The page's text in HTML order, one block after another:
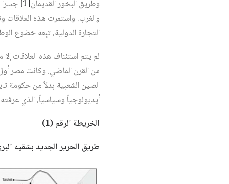
وطريق البخور القديمان‏[1]
جسراً
والغرب. واستمرت هذه
التجارة الدولية، تبِعه خضوع
أيديولوجياً وسياسياً، الذي
الخريطة الرقم (1)
طريق الحرير الجديد بشقيه